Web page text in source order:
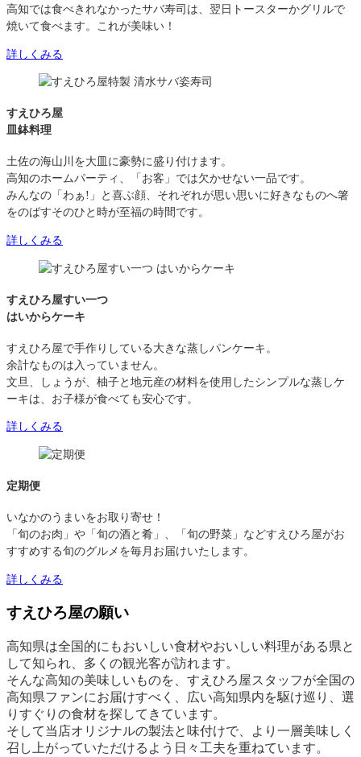
高知では食べきれなかったサバ寿司は、翌日トースターかグリルで
焼いて食べます。これが美味い！
詳しくみる
すえひろ屋
皿鉢料理
土佐の海山川を大皿に豪勢に盛り付けます。
高知のホームパーティ、「お客」では欠かせない一品です。
みんなの「わぁ!」と喜ぶ顔、それぞれが思い思いに好きなものへ箸
をのばすそのひと時が至福の時間です。
詳しくみる
すえひろ屋すい一つ
はいからケーキ
すえひろ屋で手作りしている大きな蒸しパンケーキ。
余計なものは入っていません。
文旦、しょうが、柚子と地元産の材料を使用したシンプルな蒸しケ
ーキは、お子様が食べても安心です。
詳しくみる
定期便
いなかのうまいをお取り寄せ！
「旬のお肉」や「旬の酒と肴」、「旬の野菜」などすえひろ屋がお
すすめする旬のグルメを毎月お届けいたします。
詳しくみる
すえひろ屋の願い
高知県は全国的にもおいしい食材やおいしい料理がある県と
して知られ、多くの観光客が訪れます。
そんな高知の美味しいものを、すえひろ屋スタッフが全国の
高知県ファンにお届けすべく、広い高知県内を駆け巡り、選
りすぐりの食材を探してきています。
そして当店オリジナルの製法と味付けで、より一層美味しく
召し上がっていただけるよう日々工夫を重ねています。